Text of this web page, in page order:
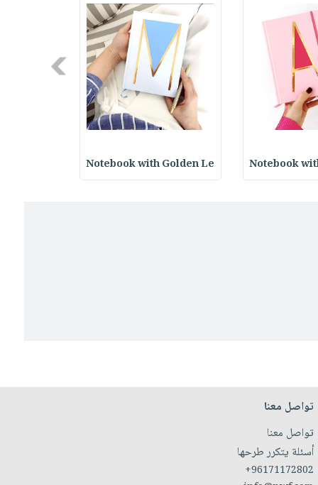
Notebook
Notebook with Golden Le
Next
تواصل معنا
تواصل معنا
أسئلة يتكرر طرحها
+96171172802